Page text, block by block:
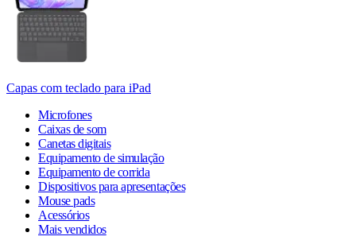
Capas com teclado para iPad
Microfones
Caixas de som
Canetas digitais
Equipamento de simulação
Equipamento de corrida
Dispositivos para apresentações
Mouse pads
Acessórios
Mais vendidos